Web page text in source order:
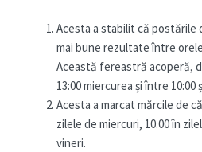
Acesta a stabilit că postările
mai bune rezultate între orele
Această fereastră acoperă,
13:00 miercurea și între 10:00
Acesta a marcat mărcile de
zilele de miercuri, 10.00 în
vineri.